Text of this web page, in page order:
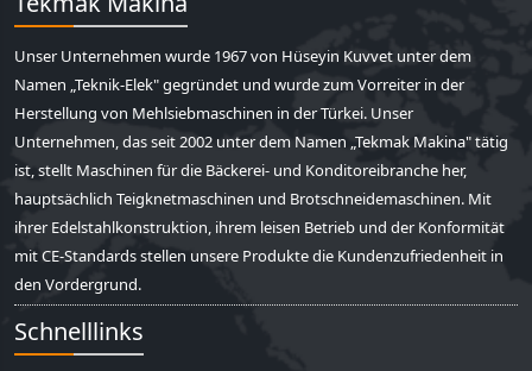
Unser Unternehmen wurde 1967 von Hüseyin Kuvvet unter dem
Namen „Teknik-Elek" gegründet und wurde zum Vorreiter in der
Herstellung von Mehlsiebmaschinen in der Türkei. Unser
Unternehmen, das seit 2002 unter dem Namen „Tekmak Makina" tätig
ist, stellt Maschinen für die Bäckerei- und Konditoreibranche her,
hauptsächlich Teigknetmaschinen und Brotschneidemaschinen. Mit
ihrer Edelstahlkonstruktion, ihrem leisen Betrieb und der Konformität
mit CE-Standards stellen unsere Produkte die Kundenzufriedenheit in
den Vordergrund.
Schnelllinks